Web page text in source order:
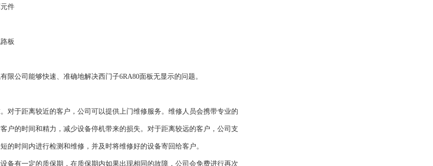
件
板
公司能够快速、准确地解决西门子6RA80面板无显示的问题。
对于距离较近的客户，公司可以提供上门维修服务。维修人员会携带专业的
户的时间和精力，减少设备停机带来的损失。对于距离较远的客户，公司支
时间内进行检测和维修，并及时将维修好的设备寄回给客户。
备有一定的质保期，在质保期内如果出现相同的故障，公司会免费进行再次